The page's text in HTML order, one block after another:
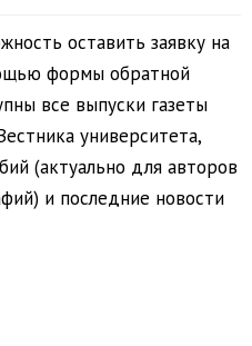
оставить заявку на
формы обратной
все выпуски газеты
университета,
(актуально для авторов
и последние новости